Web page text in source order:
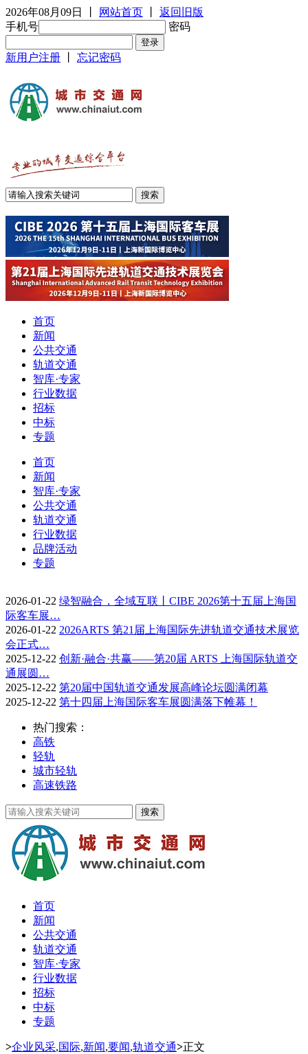
2026年08月09日 网站首页
返回旧版
手机号
密码
新用户注册 忘记密码
首页
新闻
公共交通
轨道交通
智库·专家
行业数据
招标
中标
专题
首页
新闻
智库·专家
公共交通
轨道交通
行业数据
品牌活动
专题
2026-01-22 绿智融合，全域互联丨CIBE 2026第十五届上海国
际客车展…
2026-01-22 2026ARTS 第21届上海国际先进轨道交通技术展览
会正式…
2025-12-22 创新·融合·共赢——第20届 ARTS 上海国际轨道交
通展圆…
2025-12-22 第20届中国轨道交通发展高峰论坛圆满闭幕
2025-12-22 第十四届上海国际客车展圆满落下帷幕！
热门搜索：
高铁
轻轨
城市轻轨
高速铁路
首页
新闻
公共交通
轨道交通
智库·专家
行业数据
招标
中标
专题
>企业风采,国际,新闻,要闻,轨道交通>正文